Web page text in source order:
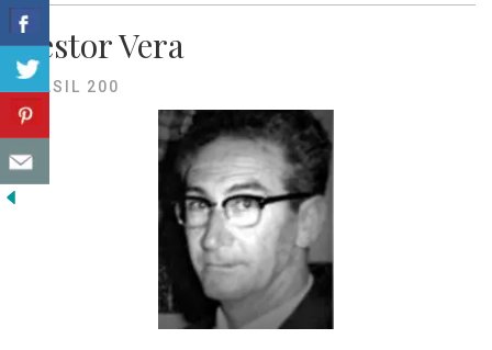
Nestor Vera
BRASIL 200